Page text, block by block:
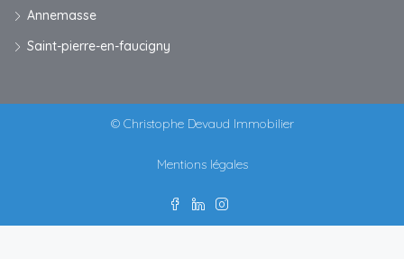
Annemasse
Saint-pierre-en-faucigny
© Christophe Devaud Immobilier
Mentions légales